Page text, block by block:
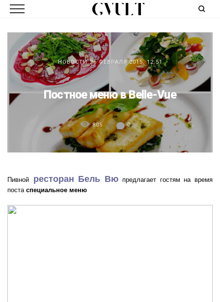
НОВОСТИ 25 ФЕВРАЛЯ 2015, 12:51
Постное меню в Belle-Vue
805 0
Пивной ресторан Бель Вю предлагает гостям на время
поста специальное меню